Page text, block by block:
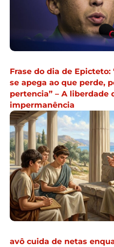
Frase do dia de
se apega ao que perde,
pertencia” – A liberdade
impermanência
avô cuida de netas